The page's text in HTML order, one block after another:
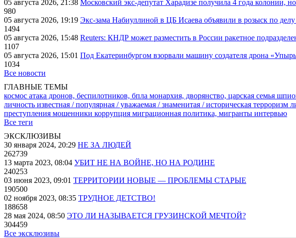
05 августа 2026, 21:38 Московский экс-депутат Харадизе получила 4 года колонии,
980
05 августа 2026, 19:19 Экс-зама Набиуллиной в ЦБ Исаева объявили в розыск по
1494
05 августа 2026, 15:48 Reuters: КНДР может разместить в России ракетное
1107
05 августа 2026, 15:01 Под Екатеринбургом взорвали машину создателя дрона
1034
Все новости
ГЛАВНЫЕ ТЕМЫ
космос атака дронов, беспилотников, бпла монархия, дворянство, царская семья
личность известная / популярная / уважаемая / знаменитая / историческая терроризм
преступления мошенники коррупция миграционная политика, мигранты интервью
Все теги
ЭКСКЛЮЗИВЫ
30 января 2024, 20:29 НЕ ЗА ЛЮДЕЙ
262739
13 марта 2023, 08:04 УБИТ НЕ НА ВОЙНЕ, НО НА РОДИНЕ
240253
03 июня 2023, 09:01 ТЕРРИТОРИИ НОВЫЕ — ПРОБЛЕМЫ СТАРЫЕ
190500
02 ноября 2023, 08:35 ТРУДНОЕ ДЕТСТВО!
188658
28 мая 2024, 08:50 ЭТО ЛИ НАЗЫВАЕТСЯ ГРУЗИНСКОЙ МЕЧТОЙ?
304459
Все эксклюзивы